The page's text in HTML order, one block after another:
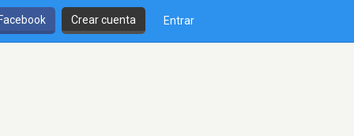
Crear cuenta Entrar